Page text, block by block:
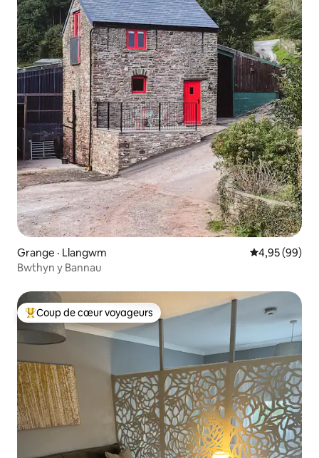
Grange · Llangwm Note
4,95 (99)
Bwthyn y Bannau
Coup de cœur voyageurs parmi les plus aimés
Coup de cœur voyageurs